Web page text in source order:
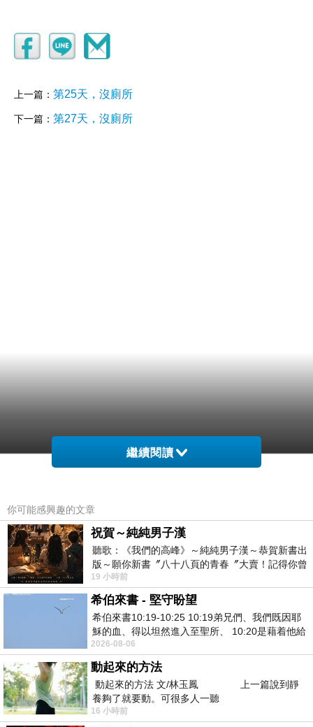
上一篇： 第25天，沒廁所
下一篇： 第27天，沒廁所
繼續閱讀
你可能感興趣的文章
祝賀～純純男子漢
聽歌：《我們的高峰》～純純男子漢～恭賀新書出
版～願你新書〞八十八頁的青春〞大賣！記得你曾
經在我的版留言…「好讚的圖^^感覺大家
19 小時前
希伯來書 - 堅守盼望
希伯來書10:19-10:25 10:19弟兄們、我們既因耶
穌的血、得以坦然進入至聖所、 10:20是藉着他給
我們開了一條又新又活的路從幔子經過
2026-08-06
動起來的方法
動起來的方法 文/林玉鳳 上一篇說到靜
養夠了就要動。可很多人一聽
16 小時前